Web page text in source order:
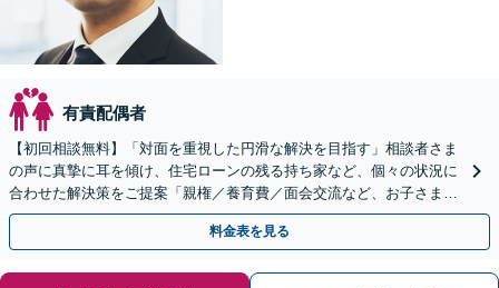
有責配偶者
【初回相談無料】「対面を重視した円滑な解決を目指す」相談者さま
の声に真摯に耳を傾け、住宅ローンの残る持ち家など、個々の状況に
合わせた解決策をご提案「親権／養育費／面会交流など、お子さまの
重要な問題に真摯に向き合います」【休日・夜間相談可】
料金表を見る